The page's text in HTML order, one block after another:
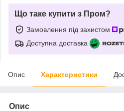
Що таке купити з Пром?
Замовлення під захистом
Доступна доставка
Опис Характеристики
Опис